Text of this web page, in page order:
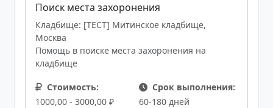
Поиск места захоронения
Кладбище: [ТЕСТ] Митинское кладбище,
Москва
Помощь в поиске места захоронения на
кладбище
Стоимость:
1000,00 - 3000,00 ₽
Срок выполнения:
60-180 дней